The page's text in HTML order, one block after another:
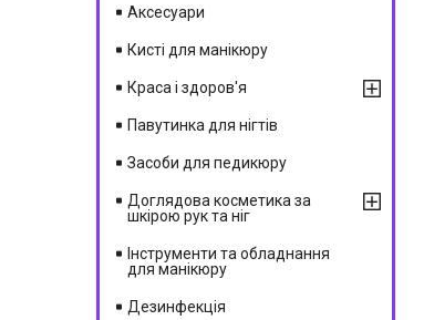
Аксесуари
Кисті для манікюру
Краса і здоров'я
Павутинка для нігтів
Засоби для педикюру
Доглядова косметика за
шкірою рук та ніг
Інструменти та обладнання
для манікюру
Дезинфекція